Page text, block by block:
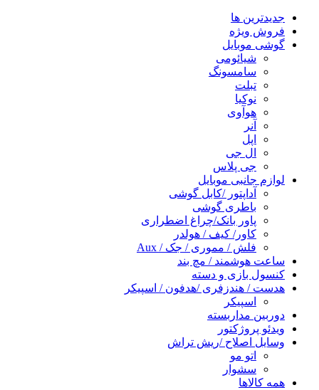
جدیدترین ها
فروش ویژه
گوشی موبایل
شیائومی
سامسونگ
تبلت
نوکیا
هوآوی
آنر
اپل
ال جی
جی پلاس
لوازم جانبی موبایل
آداپتور /کابل گوشی
باطری گوشی
پاور بانک/چراغ اضطراری
کاور/ کیف / هولدر
فلش / مموری / جک / Aux
ساعت هوشمند / مچ بند
کنسول بازی و دسته
هدست / هندزفری /هدفون / اسپیکر
اسپیکر
دوربین مداربسته
ویدئو پروژکتور
وسایل اصلاح /ریش تراش
اتو مو
سشوار
همه کالاها